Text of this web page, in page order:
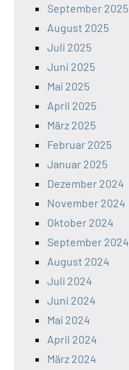
September 2025
August 2025
Juli 2025
Juni 2025
Mai 2025
April 2025
März 2025
Februar 2025
Januar 2025
Dezember 2024
November 2024
Oktober 2024
September 2024
August 2024
Juli 2024
Juni 2024
Mai 2024
April 2024
März 2024